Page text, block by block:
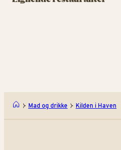
Mad og drikke Kilden i Haven